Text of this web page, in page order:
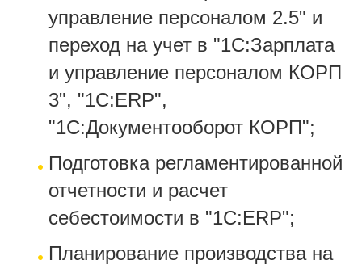
управление персоналом 2.5" и
переход на учет в "1С:Зарплата
и управление персоналом КОРП
3", "1С:ERP",
"1С:Документооборот КОРП";
Подготовка регламентированной
отчетности и расчет
себестоимости в "1С:ERP";
Планирование производства на